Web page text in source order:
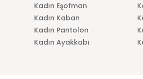
Kadın Eşofman
Kadın Kaban
Kadın Pantolon
Kadın Ayakkabı